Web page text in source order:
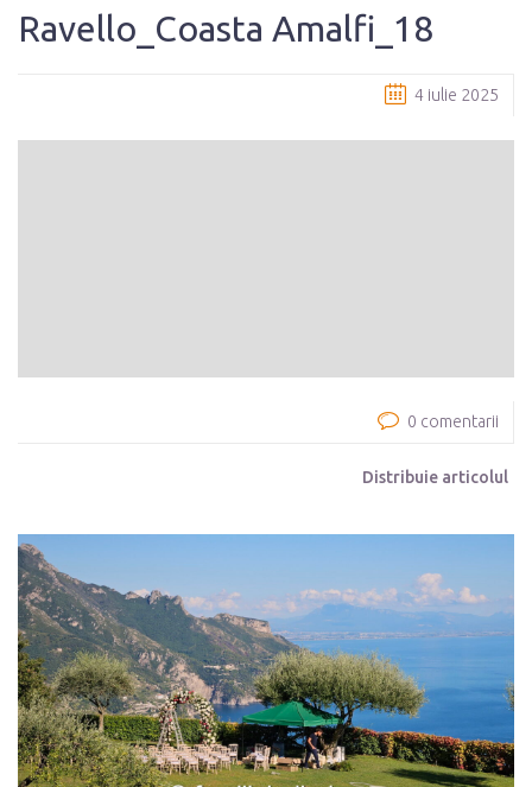
Ravello_Coasta Amalfi_18
4 iulie 2025
0 comentarii
Distribuie articolul